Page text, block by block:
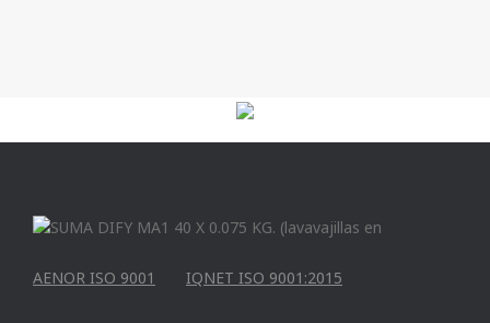
AENOR ISO 9001 IQNET ISO 9001:2015